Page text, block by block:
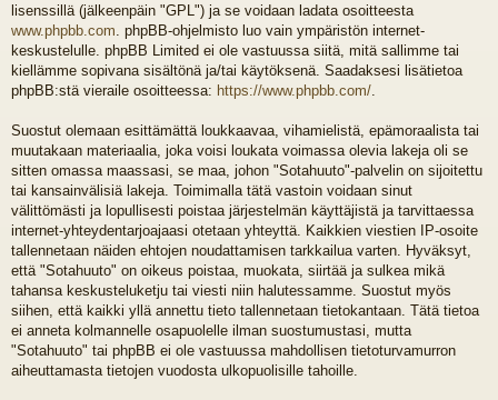
lisenssillä (jälkeenpäin "GPL") ja se voidaan ladata osoitteesta
www.phpbb.com . phpBB-ohjelmisto luo vain ympäristön internet-
keskustelulle. phpBB Limited ei ole vastuussa siitä, mitä sallimme tai
kiellämme sopivana sisältönä ja/tai käytöksenä. Saadaksesi lisätietoa
phpBB:stä vieraile osoitteessa: https://www.phpbb.com/
Suostut olemaan esittämättä loukkaavaa, vihamielistä, epämoraalista tai
muutakaan materiaalia, joka voisi loukata voimassa olevia lakeja oli se
sitten omassa maassasi, se maa, johon "Sotahuuto"-palvelin on sijoitettu
tai kansainvälisiä lakeja. Toimimalla tätä vastoin voidaan sinut
välittömästi ja lopullisesti poistaa järjestelmän käyttäjistä ja tarvittaessa
internet-yhteydentarjoajaasi otetaan yhteyttä. Kaikkien viestien IP-osoite
tallennetaan näiden ehtojen noudattamisen tarkkailua varten. Hyväksyt,
että "Sotahuuto" on oikeus poistaa, muokata, siirtää ja sulkea mikä
tahansa keskusteluketju tai viesti niin halutessamme. Suostut myös
siihen, että kaikki yllä annettu tieto tallennetaan tietokantaan. Tätä tietoa
ei anneta kolmannelle osapuolelle ilman suostumustasi, mutta
"Sotahuuto" tai phpBB ei ole vastuussa mahdollisen tietoturvamurron
aiheuttamasta tietojen vuodosta ulkopuolisille tahoille.